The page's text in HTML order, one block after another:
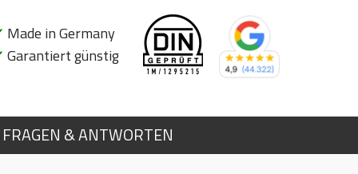
Made in Germany
Garantiert günstig
FRAGEN & ANTWORTEN